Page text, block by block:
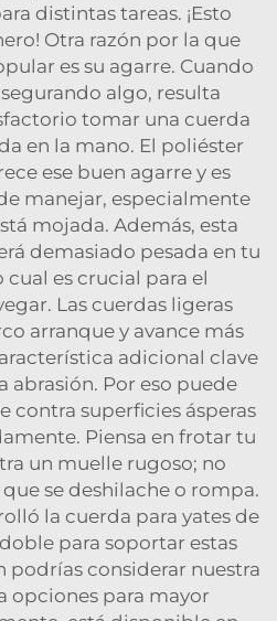
distintas tareas. ¡Esto
Otra razón por la que
es su agarre. Cuando
algo, resulta
tomar una cuerda
en la mano. El poliéster
ese buen agarre y es
manejar, especialmente
mojada. Además, esta
demasiado pesada en tu
es crucial para el
Las cuerdas ligeras
arranque y avance más
adicional clave
abrasión. Por eso puede
contra superficies ásperas
Piensa en frotar tu
un muelle rugoso; no
se deshilache o rompa.
la cuerda para yates de
para soportar estas
podrías considerar nuestra
opciones para mayor